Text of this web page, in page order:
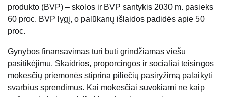
produkto (BVP) – skolos ir BVP santykis 2030 m. pasieks
60 proc. BVP lygį, o palūkanų išlaidos padidės apie 50
proc.
Gynybos finansavimas turi būti grindžiamas viešu
pasitikėjimu. Skaidrios, proporcingos ir socialiai teisingos
mokesčių priemonės stiprina piliečių pasiryžimą palaikyti
svarbius sprendimus. Kai mokesčiai suvokiami ne kaip